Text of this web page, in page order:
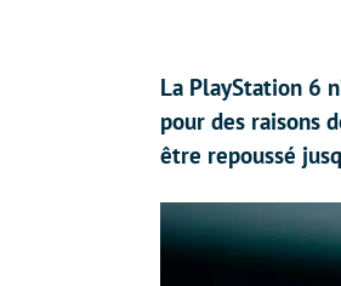
La PlayStation 6
pour des raisons
être repoussé